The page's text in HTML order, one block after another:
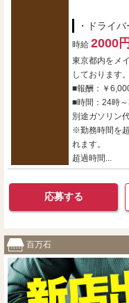
・ドライバ
時給 2000
東京都内をメ
しております。
■報酬：￥
■時間：24時
別途ガソリン
※勤務時間を
れます。
超過時間...
応募する
百万石